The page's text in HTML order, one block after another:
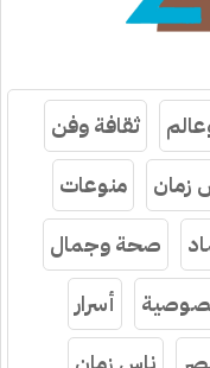
ثقافة وفن
زمان
منوعات
صحة وجمال
أسرار